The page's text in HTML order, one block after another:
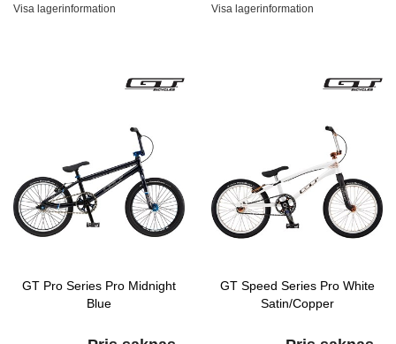
Visa lagerinformation Visa lagerinformation
GT Pro Series Pro Midnight
Blue
GT Speed Series Pro White
Satin/Copper